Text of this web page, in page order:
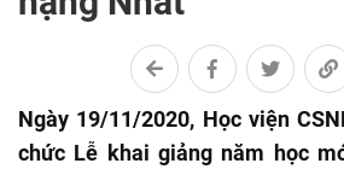
Ngày 19/11/2020, Học viện
chức Lễ khai giảng năm học